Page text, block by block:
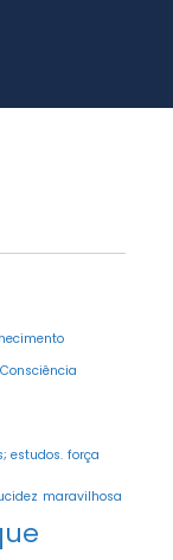
Consciência
estudos. força
maravilhosa